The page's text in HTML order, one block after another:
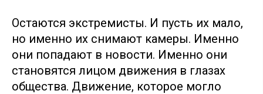
Остаются экстремисты. И пусть их мало,
но именно их снимают камеры. Именно
они попадают в новости. Именно они
становятся лицом движения в глазах
общества. Движение, которое могло